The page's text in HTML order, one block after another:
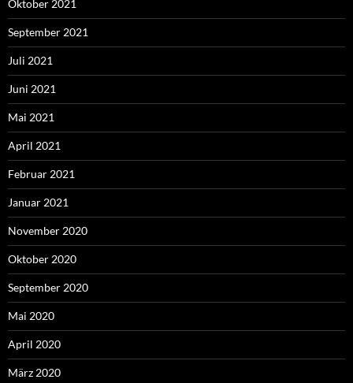
Oktober 2021
September 2021
Juli 2021
Juni 2021
Mai 2021
April 2021
Februar 2021
Januar 2021
November 2020
Oktober 2020
September 2020
Mai 2020
April 2020
März 2020